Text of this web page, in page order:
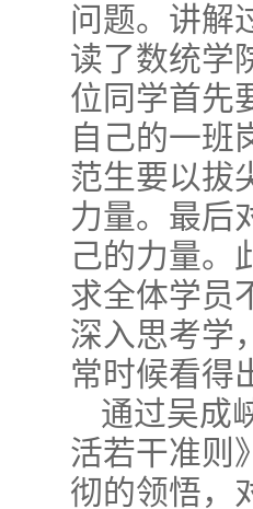
问题。讲解
读了数统学
位同学首先
自己的一班
范生要以拔
力量。最后
己的力量。
求全体学员
深入思考学
常时候看得
通过吴成
活若干准则
彻的领悟，